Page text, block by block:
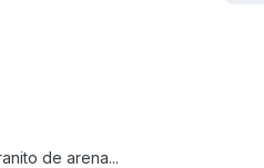
de arena...